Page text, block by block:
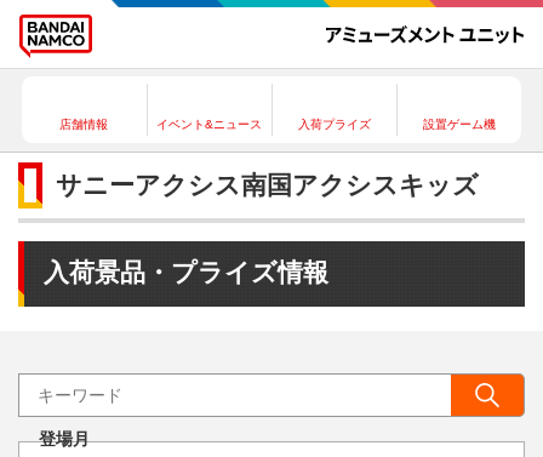
店舗情報 イベント&ニュース 入荷プライズ 設置ゲーム機
サニーアクシス南国アクシスキッズ
入荷景品・プライズ情報
登場月